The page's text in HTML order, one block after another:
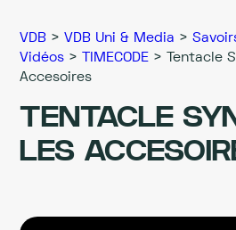
VDB >VDB Uni & Media >
Vidéos >TIMECODE >Tentacle
Accesoires
TENTACLE
LES